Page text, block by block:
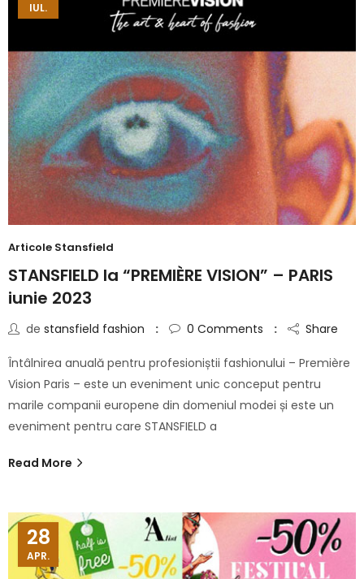
IUL.
Articole Stansfield
STANSFIELD la “PREMIÈRE VISION” – PARIS
iunie 2023
de stansfield fashion 0 Comments Share
Întâlnirea anuală pentru profesioniștii fashionului – Première
Vision Paris – este un eveniment unic conceput pentru
marile companii europene din domeniul modei și este un
eveniment pentru care STANSFIELD a
Read More
28
APR.